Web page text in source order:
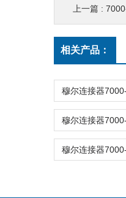
上一篇 :
相关产品：